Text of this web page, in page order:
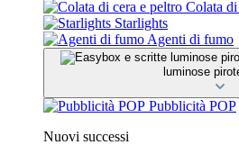
Colata
Starlights
Agenti di fumo
luminose
Pubblicità POP
Nuovi successi